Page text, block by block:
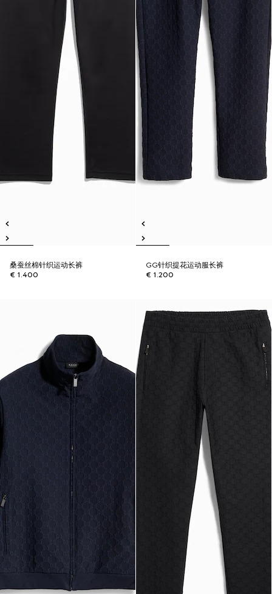
桑蚕丝棉针织运动长裤
€ 1.400
GG针织提花运动服长裤
€ 1.200